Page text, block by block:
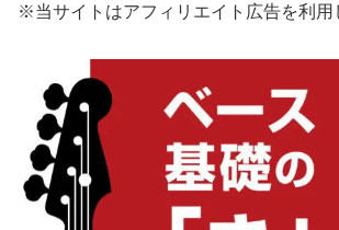
※当サイトはアフィリエイト広告を利用